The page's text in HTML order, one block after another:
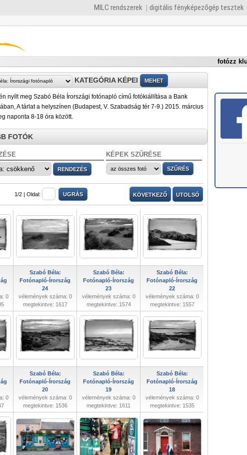
MILC rendszerek digitális fényképezőgép tesztek
fotózz
KATEGÓRIA KÉPEI
nyílt meg Szabó Béla Írországi fotónapló című fotókiállítása a Bank
A tárlat a helyszínen (Budapest, V. Szabadság tér 7-9.) 2015. március
naponta 8-18 óra között.
FOTÓK
KÉPEK SZŰRÉSE
1/2 | Oldal: KÖVETKEZŐ UTOLSÓ
0
Szabó Béla:
Fotónapló-Írország
24
vélemények száma: 0
megtekintve: 1617
Szabó Béla:
Fotónapló-Írország
23
vélemények száma: 0
megtekintve: 1574
Szabó Béla:
Fotónapló-Írország
22
vélemények száma: 0
megtekintve: 1557
0
Szabó Béla:
Fotónapló-Írország
20
vélemények száma: 0
megtekintve: 1536
Szabó Béla:
Fotónapló-Írország
19
vélemények száma: 0
megtekintve: 1611
Szabó Béla:
Fotónapló-Írország
18
vélemények száma: 0
megtekintve: 1535